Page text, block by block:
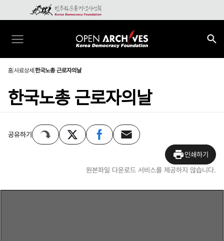
홈사료상세 한국노총 근로자의날
한국노총 근로자의날
공유하기
인쇄하기
원본파일 다운로드 서비스를 제공하지 않습니다.